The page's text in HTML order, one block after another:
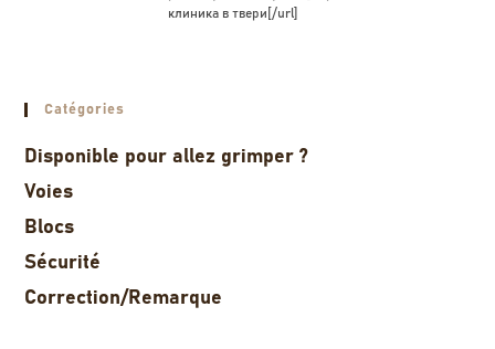
клиника в твери[/url]
Catégories
Disponible pour allez grimper ?
Voies
Blocs
Sécurité
Correction/Remarque